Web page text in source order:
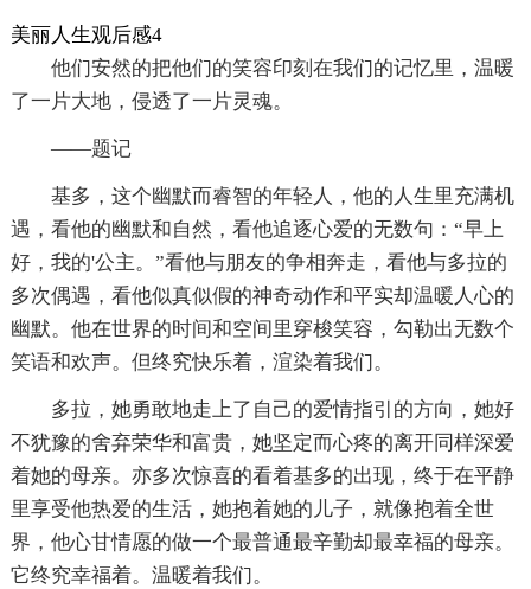
美丽人生观后感4
他们安然的把他们的笑容印刻在我们的记忆里，温暖
了一片大地，侵透了一片灵魂。
——题记
基多，这个幽默而睿智的年轻人，他的人生里充满机
遇，看他的幽默和自然，看他追逐心爱的无数句：“早上
好，我的'公主。”看他与朋友的争相奔走，看他与多拉的
多次偶遇，看他似真似假的神奇动作和平实却温暖人心的
幽默。他在世界的时间和空间里穿梭笑容，勾勒出无数个
笑语和欢声。但终究快乐着，渲染着我们。
多拉，她勇敢地走上了自己的爱情指引的方向，她好
不犹豫的舍弃荣华和富贵，她坚定而心疼的离开同样深爱
着她的母亲。亦多次惊喜的看着基多的出现，终于在平静
里享受他热爱的生活，她抱着她的儿子，就像抱着全世
界，他心甘情愿的做一个最普通最辛勤却最幸福的母亲。
它终究幸福着。温暖着我们。